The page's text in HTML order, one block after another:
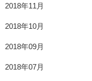
2018年11月
2018年10月
2018年09月
2018年07月